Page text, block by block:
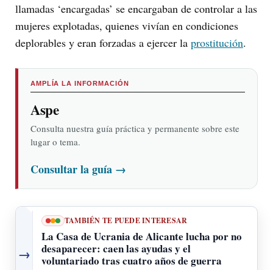
llamadas ‘encargadas’ se encargaban de controlar a las
mujeres explotadas, quienes vivían en condiciones
deplorables y eran forzadas a ejercer la prostitución.
AMPLÍA LA INFORMACIÓN
Aspe
Consulta nuestra guía práctica y permanente sobre este
lugar o tema.
Consultar la guía →
→
TAMBIÉN TE PUEDE INTERESAR
La Casa de Ucrania de Alicante lucha por no
desaparecer: caen las ayudas y el
voluntariado tras cuatro años de guerra